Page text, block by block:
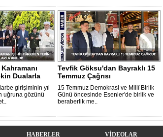
Dualarla
girişiminin yıl
uğruna gözünü
Tevfik Göksu'dan Bayraklı 15
Temmuz Çağrısı
15 Temmuz Demokrasi ve Millî Birlik
Günü öncesinde Esenler'de birlik ve
beraberlik me..
HABERLER VİDEOLAR